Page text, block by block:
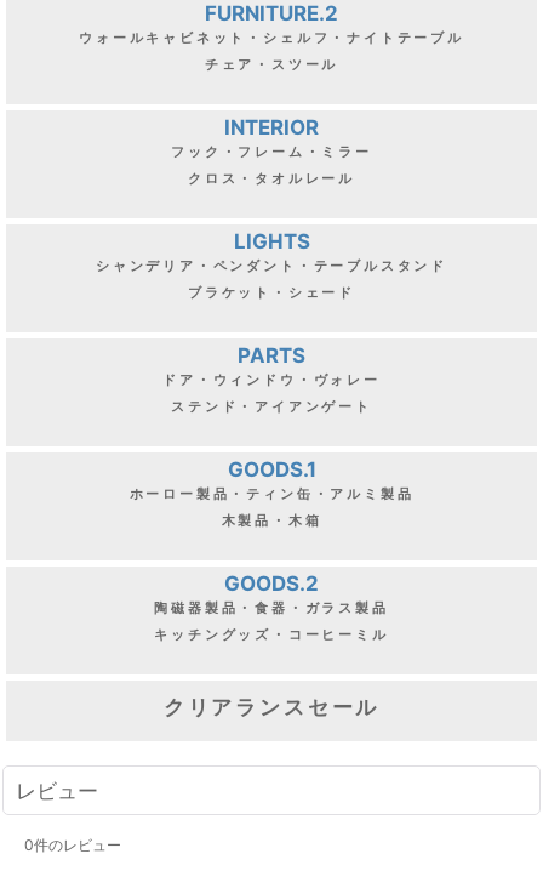
FURNITURE.2
ウォールキャビネット・シェルフ・ナイトテーブル
チェア・スツール
INTERIOR
フック・フレーム・ミラー
クロス・タオルレール
LIGHTS
シャンデリア・ペンダント・テーブルスタンド
ブラケット・シェード
PARTS
ドア・ウィンドウ・ヴォレー
ステンド・アイアンゲート
GOODS.1
ホーロー製品・ティン缶・アルミ製品
木製品・木箱
GOODS.2
陶磁器製品・食器・ガラス製品
キッチングッズ・コーヒーミル
クリアランスセール
レビュー
0件のレビュー